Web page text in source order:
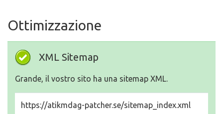
Ottimizzazione
XML Sitemap
Grande, il vostro sito ha una sitemap XML.
https://atikmdag-patcher.se/sitemap_index.xml